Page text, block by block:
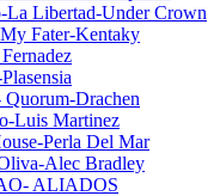
La Libertad-Under Crown
Fater-Kentaky
Drachen
Luis Martinez
Perla Del Mar
Alec Bradley
ALIADOS